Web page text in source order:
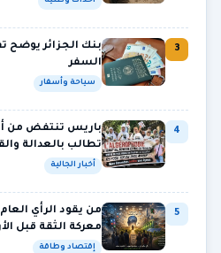
3
بنك الجزائر يوضح
السفر
سياحة وأسفار
4
باريس تنتفض من
تطالب بالعدالة
أخبار الجالية
5
من يقود الرأي
معركة الثقة قبل
إقتصاد وطاقة